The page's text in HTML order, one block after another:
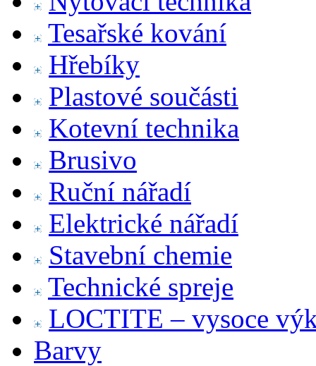
Tesařské kování
Hřebíky
Plastové součásti
Kotevní technika
Brusivo
Ruční nářadí
Elektrické nářadí
Stavební chemie
Technické spreje
LOCTITE – vysoce
Barvy